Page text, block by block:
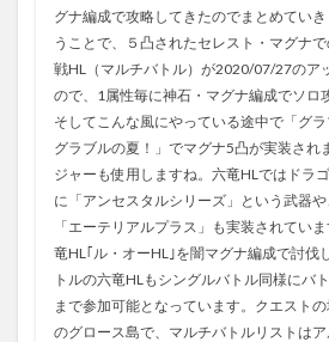
グナ編成で攻略してきたのでまとめてい
うことで、５凸されたセレスト・マグナ
戦HL（マルチバトル）が2020/07/27のア
ので、1属性毎に神石・マグナ編成でソロ
そしてこんな風にやっている途中で「グ
グラブルの夏！」でマグナ5凸が実装され
ジャーも使用しますね。六竜HLではドラ
に「アンセスタルシリーズ」という武器
「エーテリアルプラス」も実装されてい
竜HL｢ル・オーHL｣を闇マグナ編成で討伐
トルの六竜HLもシングルバトル同様にバ
まで参加可能となっています。クエスト
のグロース島で、マルチバトルリストは